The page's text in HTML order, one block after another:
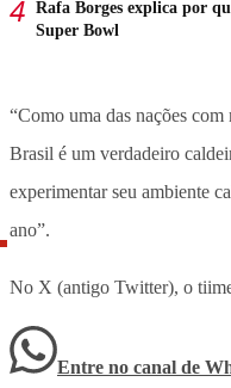
Rafa Borges explica por
Super Bowl
“Como uma das nações
Brasil é um verdadeiro
experimentar seu ambiente
ano”.
No X (antigo Twitter), o
Entre no canal de